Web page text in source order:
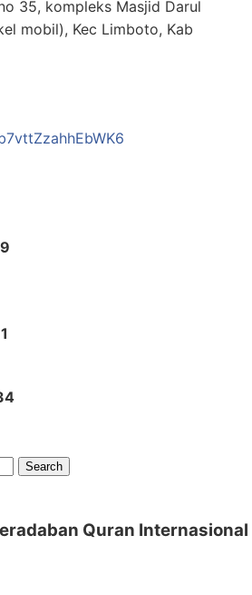
35, kompleks Masjid Darul
mobil), Kec Limboto, Kab
Quran Internasional